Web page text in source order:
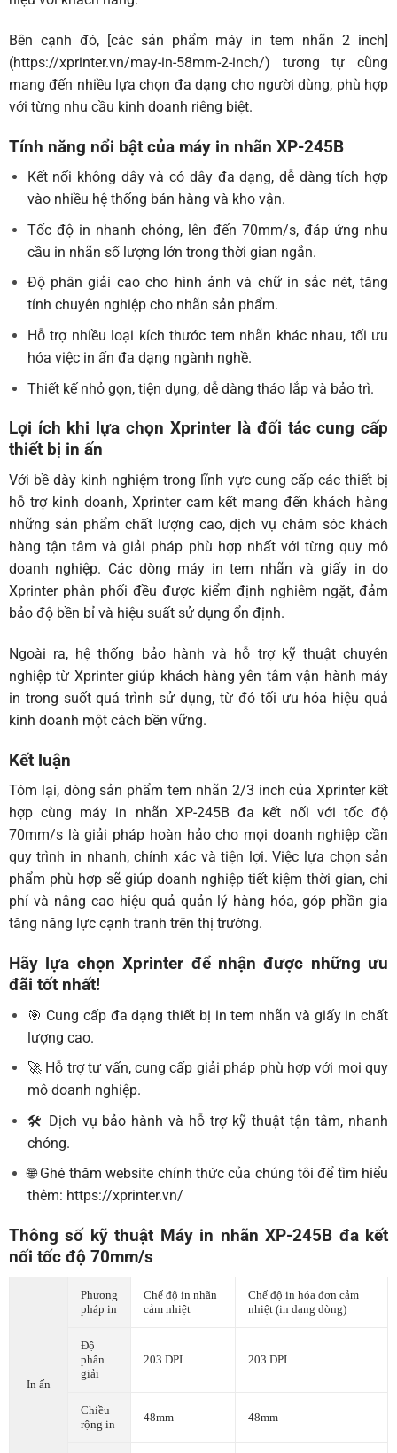
Bên cạnh đó, [các sản phẩm máy in tem nhãn 2 inch]
(https://xprinter.vn/may-in-58mm-2-inch/) tương tự cũng
mang đến nhiều lựa chọn đa dạng cho người dùng, phù hợp
với từng nhu cầu kinh doanh riêng biệt.
Tính năng nổi bật của máy in nhãn XP-245B
Kết nối không dây và có dây đa dạng, dễ dàng tích hợp
vào nhiều hệ thống bán hàng và kho vận.
Tốc độ in nhanh chóng, lên đến 70mm/s, đáp ứng nhu
cầu in nhãn số lượng lớn trong thời gian ngắn.
Độ phân giải cao cho hình ảnh và chữ in sắc nét, tăng
tính chuyên nghiệp cho nhãn sản phẩm.
Hỗ trợ nhiều loại kích thước tem nhãn khác nhau, tối ưu
hóa việc in ấn đa dạng ngành nghề.
Thiết kế nhỏ gọn, tiện dụng, dễ dàng tháo lắp và bảo trì.
Lợi ích khi lựa chọn Xprinter là đối tác cung cấp
thiết bị in ấn
Với bề dày kinh nghiệm trong lĩnh vực cung cấp các thiết bị
hỗ trợ kinh doanh, Xprinter cam kết mang đến khách hàng
những sản phẩm chất lượng cao, dịch vụ chăm sóc khách
hàng tận tâm và giải pháp phù hợp nhất với từng quy mô
doanh nghiệp. Các dòng máy in tem nhãn và giấy in do
Xprinter phân phối đều được kiểm định nghiêm ngặt, đảm
bảo độ bền bỉ và hiệu suất sử dụng ổn định.
Ngoài ra, hệ thống bảo hành và hỗ trợ kỹ thuật chuyên
nghiệp từ Xprinter giúp khách hàng yên tâm vận hành máy
in trong suốt quá trình sử dụng, từ đó tối ưu hóa hiệu quả
kinh doanh một cách bền vững.
Kết luận
Tóm lại, dòng sản phẩm tem nhãn 2/3 inch của Xprinter kết
hợp cùng máy in nhãn XP-245B đa kết nối với tốc độ
70mm/s là giải pháp hoàn hảo cho mọi doanh nghiệp cần
quy trình in nhanh, chính xác và tiện lợi. Việc lựa chọn sản
phẩm phù hợp sẽ giúp doanh nghiệp tiết kiệm thời gian, chi
phí và nâng cao hiệu quả quản lý hàng hóa, góp phần gia
tăng năng lực cạnh tranh trên thị trường.
Hãy lựa chọn Xprinter để nhận được những ưu
đãi tốt nhất!
🎯 Cung cấp đa dạng thiết bị in tem nhãn và giấy in chất
lượng cao.
🚀 Hỗ trợ tư vấn, cung cấp giải pháp phù hợp với mọi quy
mô doanh nghiệp.
🛠️ Dịch vụ bảo hành và hỗ trợ kỹ thuật tận tâm, nhanh
chóng.
🌐 Ghé thăm website chính thức của chúng tôi để tìm hiểu
thêm: https://xprinter.vn/
Thông số kỹ thuật Máy in nhãn XP-245B đa kết
nối tốc độ 70mm/s
In ấn
Phương
pháp in
Chế độ in nhãn
cảm nhiệt
Chế độ in hóa đơn cảm
nhiệt (in dạng dòng)
Độ
phân
giải
203 DPI 203 DPI
Chiều
rộng in
48mm 48mm